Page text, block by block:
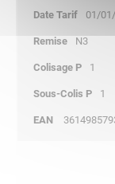
01/
N3
1
1